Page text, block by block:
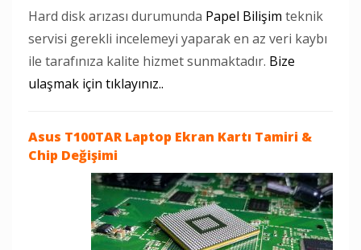
Hard disk arızası durumunda Papel Bilişim teknik
servisi gerekli incelemeyi yaparak en az veri kaybı
ile tarafınıza kalite hizmet sunmaktadır. Bize
ulaşmak için tıklayınız..
Asus T100TAR Laptop Ekran Kartı Tamiri &
Chip Değişimi